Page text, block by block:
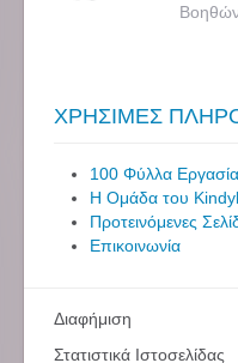
ΧΡΗΣΙΜΕΣ
100 Φύλλα
Η Ομάδα του
Προτεινόμενες
Επικοινωνία
Διαφήμιση
Στατιστικά Ιστοσελίδας